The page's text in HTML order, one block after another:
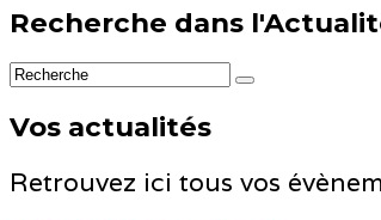
Recherche dans
Vos actualités
Retrouvez ici tous vos